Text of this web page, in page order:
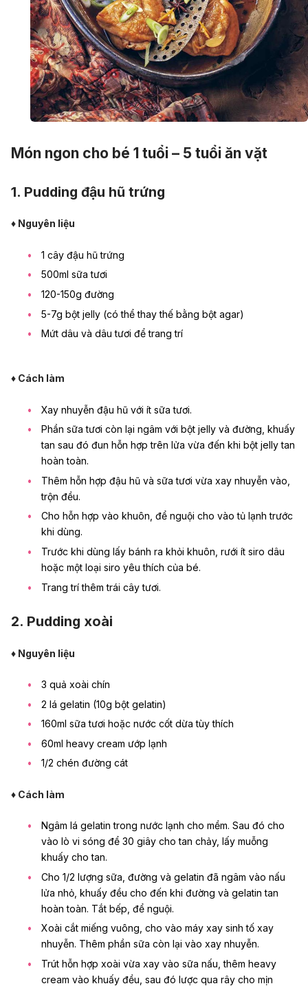
Món ngon cho bé 1 tuổi – 5 tuổi ăn vặt
1. Pudding đậu hũ trứng
♦ Nguyên liệu
1 cây đậu hũ trứng
500ml sữa tươi
120-150g đường
5-7g bột jelly (có thể thay thế bằng bột agar)
Mứt dâu và dâu tươi để trang trí
♦ Cách làm
Xay nhuyễn đậu hũ với ít sữa tươi.
Phần sữa tươi còn lại ngâm với bột jelly và đường, khuấy
tan sau đó đun hỗn hợp trên lửa vừa đến khi bột jelly tan
hoàn toàn.
Thêm hỗn hợp đậu hũ và sữa tươi vừa xay nhuyễn vào,
trộn đều.
Cho hỗn hợp vào khuôn, để nguội cho vào tủ lạnh trước
khi dùng.
Trước khi dùng lấy bánh ra khỏi khuôn, rưới ít siro dâu
hoặc một loại siro yêu thích của bé.
Trang trí thêm trái cây tươi.
2. Pudding xoài
♦ Nguyên liệu
3 quả xoài chín
2 lá gelatin (10g bột gelatin)
160ml sữa tươi hoặc nước cốt dừa tùy thích
60ml heavy cream ướp lạnh
1/2 chén đường cát
♦ Cách làm
Ngâm lá gelatin trong nước lạnh cho mềm. Sau đó cho
vào lò vi sóng để 30 giây cho tan chảy, lấy muỗng
khuấy cho tan.
Cho 1/2 lượng sữa, đường và gelatin đã ngâm vào nấu
lửa nhỏ, khuấy đều cho đến khi đường và gelatin tan
hoàn toàn. Tắt bếp, để nguội.
Xoài cắt miếng vuông, cho vào máy xay sinh tố xay
nhuyễn. Thêm phần sữa còn lại vào xay nhuyễn.
Trút hỗn hợp xoài vừa xay vào sữa nấu, thêm heavy
cream vào khuấy đều, sau đó lược qua rây cho mịn